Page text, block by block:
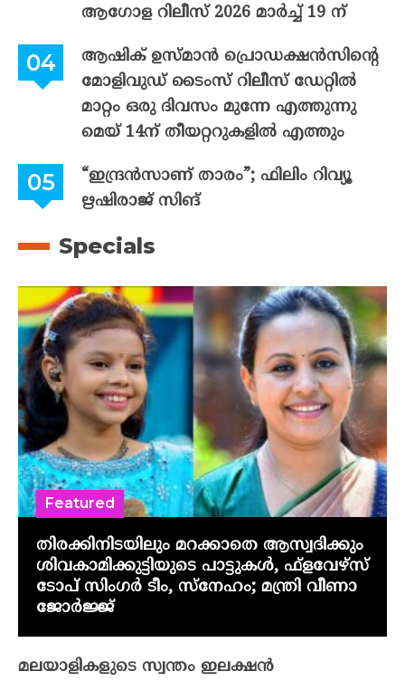
ആഗോള റിലീസ് 2026 മാർച്ച് 19 ന്
ആഷിക് ഉസ്മാൻ പ്രൊഡക്ഷൻസിന്റെ
മോളിവുഡ് ടൈംസ് റിലീസ് ഡേറ്റിൽ
മാറ്റം ഒരു ദിവസം മുന്നേ എത്തുന്നു
മെയ് 14ന് തീയറ്ററുകളിൽ എത്തും
“ഇന്ദ്രൻസാണ് താരം”; ഫിലിം റിവ്യൂ
ഋഷിരാജ് സിങ്
Specials
തിരക്കിനിടയിലും മറക്കാതെ ആസ്വദിക്കും
ശിവകാമിക്കുട്ടിയുടെ പാട്ടുകൾ, ഫ്‌ളവേഴ്‌സ്
ടോപ് സിംഗർ ടീം, സ്നേഹം; മന്ത്രി വീണാ
ജോർജ്ജ്
Featured
മലയാളികളുടെ സ്വന്തം ഇലക്ഷന്‍